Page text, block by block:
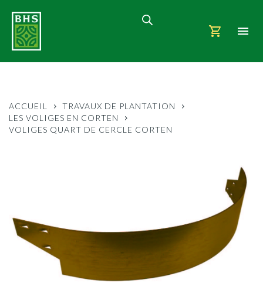
ACCUEIL
TRAVAUX DE PLANTATION
LES VOLIGES EN CORTEN
VOLIGES QUART DE CERCLE CORTEN